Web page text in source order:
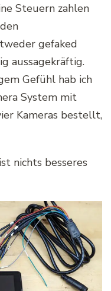
Steuern zahlen
gefaked
aussagekräftig.
Gefühl hab ich
System mit
Kameras bestellt,
nichts besseres